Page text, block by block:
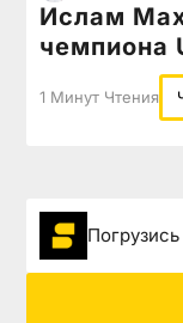
Ислам
чемпиона
1 Минут Чтения